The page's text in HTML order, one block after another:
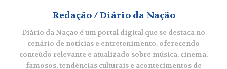
Redação / Diário da Nação
Diário da Nação é um portal digital que se destaca no
cenário de notícias e entretenimento, oferecendo
conteúdo relevante e atualizado sobre música, cinema,
famosos, tendências culturais e acontecimentos de